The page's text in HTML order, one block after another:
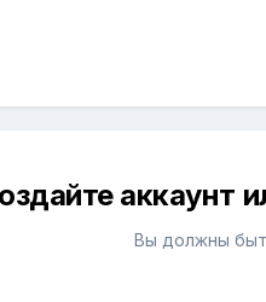
аккаунт
Вы должны